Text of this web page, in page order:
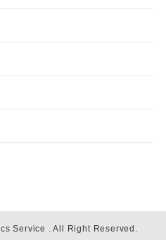
Service . All Right Reserved.